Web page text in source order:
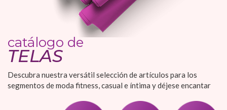
catálogo de
TELAS
Descubra nuestra versátil selección de artículos para los
segmentos de moda fitness, casual e íntima y déjese encantar